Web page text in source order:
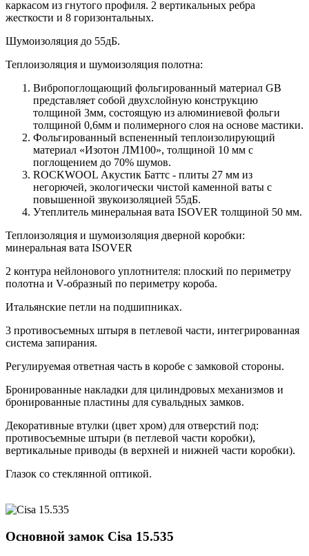
каркасом из гнутого профиля. 2 вертикальных ребра
жесткости и 8 горизонтальных.
Шумоизоляция до 55дБ.
Теплоизоляция и шумоизоляция полотна:
Вибропоглощающий фольгированный материал GB
представляет собой двухслойную конструкцию
толщиной 3мм, состоящую из алюминиевой фольги
толщиной 0,6мм и полимерного слоя на основе мастики.
Фольгированный вспененный теплоизолирующий
материал «Изотон ЛМ100», толщиной 10 мм с
поглощением до 70% шумов.
ROCKWOOL Акустик Баттс - плиты 27 мм из
негорючей, экологически чистой каменной ваты с
повышенной звукоизоляцией 55дБ.
Утеплитель минеральная вата ISOVER толщиной 50 мм.
Теплоизоляция и шумоизоляция дверной коробки:
минеральная вата ISOVER
2 контура нейлонового уплотнителя: плоский по периметру
полотна и V-образный по периметру короба.
Итальянские петли на подшипниках.
3 противосъемных штыря в петлевой части, интегрированная
система запирания.
Регулируемая ответная часть в коробе с замковой стороны.
Бронированные накладки для цилиндровых механизмов и
бронированные пластины для сувальдных замков.
Декоративные втулки (цвет хром) для отверстий под:
противосъемные штыри (в петлевой части коробки),
вертикальные приводы (в верхней и нижней части коробки).
Глазок со стеклянной оптикой.
Основной замок Cisa 15.535